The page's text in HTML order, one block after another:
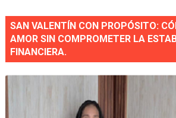
SAN VALENTÍN CON PROPÓSITO:
AMOR SIN COMPROMETER LA
FINANCIERA.